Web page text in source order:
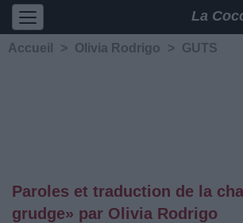
La
Accueil > Olivia Rodrigo > GUTS
Paroles et traduction de la
grudge» par Olivia Rodrigo